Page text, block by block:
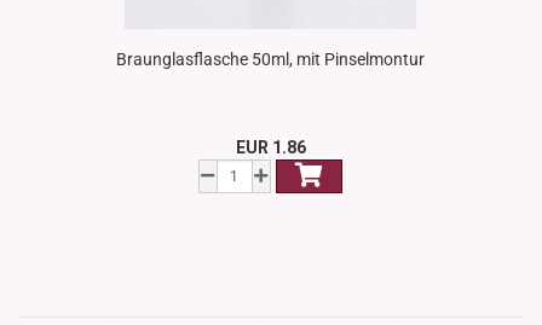
Braunglasflasche 50ml, mit Pinselmontur
EUR 1.86